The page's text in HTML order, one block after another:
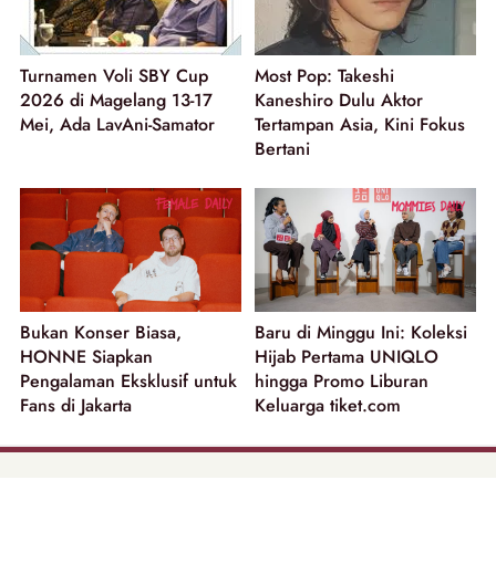
Turnamen Voli SBY Cup
2026 di Magelang 13-17
Mei, Ada LavAni-Samator
Most Pop: Takeshi
Kaneshiro Dulu Aktor
Tertampan Asia, Kini Fokus
Bertani
Bukan Konser Biasa,
HONNE Siapkan
Pengalaman Eksklusif untuk
Fans di Jakarta
Baru di Minggu Ini: Koleksi
Hijab Pertama UNIQLO
hingga Promo Liburan
Keluarga tiket.com